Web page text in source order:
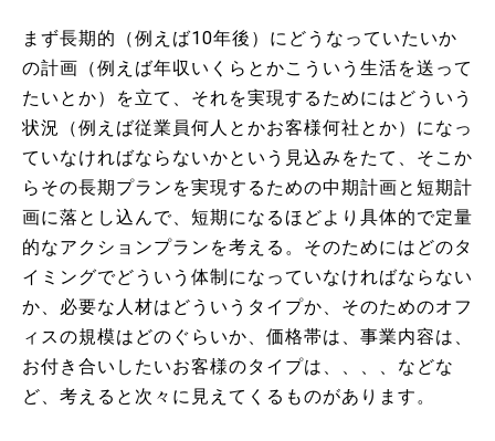
まず長期的（例えば10年後）にどうなっていたいか
の計画（例えば年収いくらとかこういう生活を送って
たいとか）を立て、それを実現するためにはどういう
状況（例えば従業員何人とかお客様何社とか）になっ
ていなければならないかという見込みをたて、そこか
らその長期プランを実現するための中期計画と短期計
画に落とし込んで、短期になるほどより具体的で定量
的なアクションプランを考える。そのためにはどのタ
イミングでどういう体制になっていなければならない
か、必要な人材はどういうタイプか、そのためのオフ
ィスの規模はどのぐらいか、価格帯は、事業内容は、
お付き合いしたいお客様のタイプは、、、、などな
ど、考えると次々に見えてくるものがあります。